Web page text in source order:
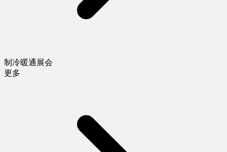
制冷暖通展会
更多